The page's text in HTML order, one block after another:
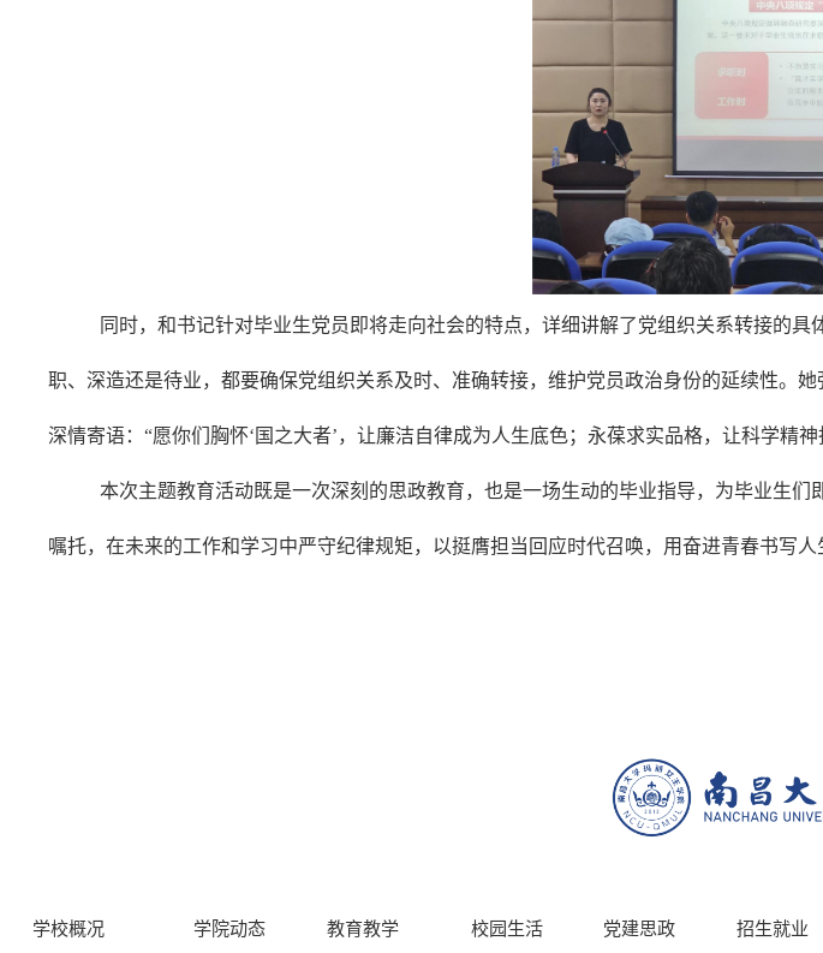
同时，和书记针对毕业生党员即将走向社会的特点，详细讲解了党组织关系转接的
职、深造还是待业，都要确保党组织关系及时、准确转接，维护党员政治身份的延续性。
深情寄语：“愿你们胸怀‘国之大者’，让廉洁自律成为人生底色；永葆求实品格，让科学精
本次主题教育活动既是一次深刻的思政教育，也是一场生动的毕业指导，为毕业生
嘱托，在未来的工作和学习中严守纪律规矩，以挺膺担当回应时代召唤，用奋进青春书写人
学校概况 学院动态 教育教学 校园生活 党建思政 招生就业